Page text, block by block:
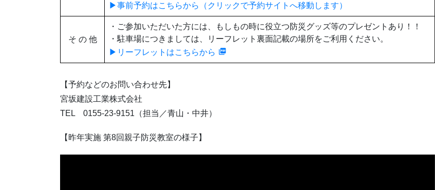
▶事前予約はこちらから（クリックで予約サイトへ移動します）
そ の 他
・ご参加いただいた方には、もしもの時に役立つ防災グッズ等のプレゼントあり！！
・駐車場につきましては、リーフレット裏面記載の場所をご利用ください。
▶リーフレットはこちらから
【予約などのお問い合わせ先】
宮坂建設工業株式会社
TEL 0155-23-9151（担当／青山・中井）
【昨年実施 第8回親子防災教室の様子】